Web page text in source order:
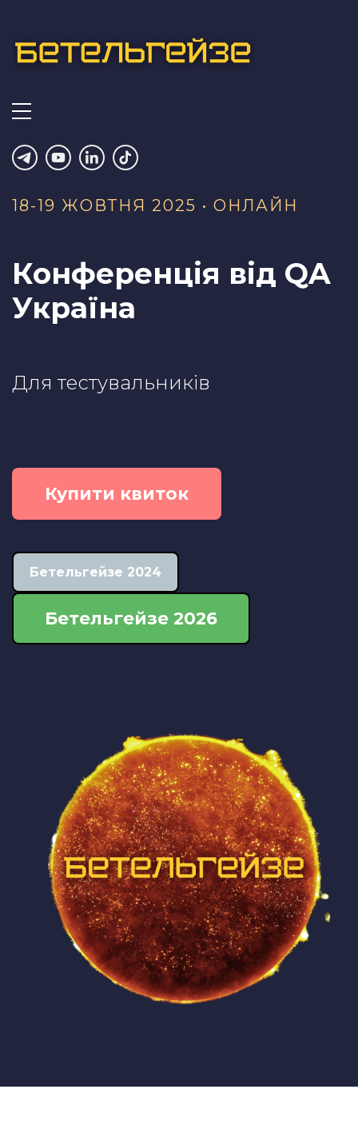
18-19 ЖОВТНЯ 2025 •‎ ОНЛАЙН
Конференція від QA
Україна
Для тестувальників
Купити квиток
Бетельгейзе 2024
Бетельгейзе 2026